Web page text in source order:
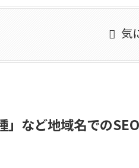
気
」など地域名での